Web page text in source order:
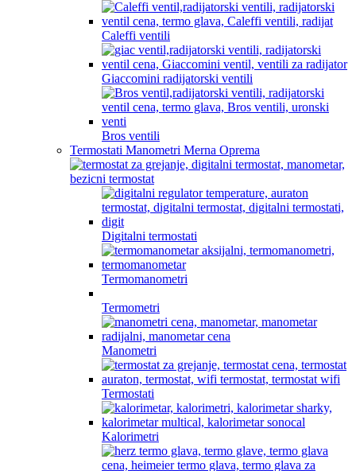
Caleffi ventili
Giaccomini radijatorski ventili
Bros ventili
Termostati Manometri Merna Oprema
Digitalni termostati
Termomanometri
Termometri
Manometri
Termostati
Kalorimetri